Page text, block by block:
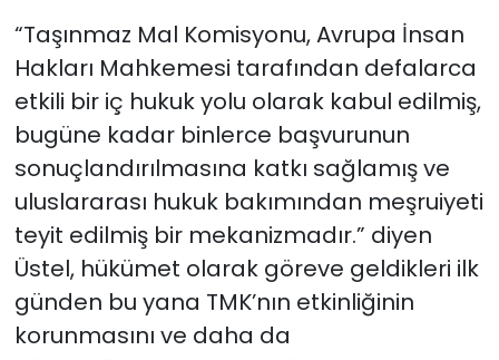
“Taşınmaz Mal Komisyonu, Avrupa İnsan
Hakları Mahkemesi tarafından defalarca
etkili bir iç hukuk yolu olarak kabul edilmiş,
bugüne kadar binlerce başvurunun
sonuçlandırılmasına katkı sağlamış ve
uluslararası hukuk bakımından meşruiyeti
teyit edilmiş bir mekanizmadır.” diyen
Üstel, hükümet olarak göreve geldikleri ilk
günden bu yana TMK’nın etkinliğinin
korunmasını ve daha da